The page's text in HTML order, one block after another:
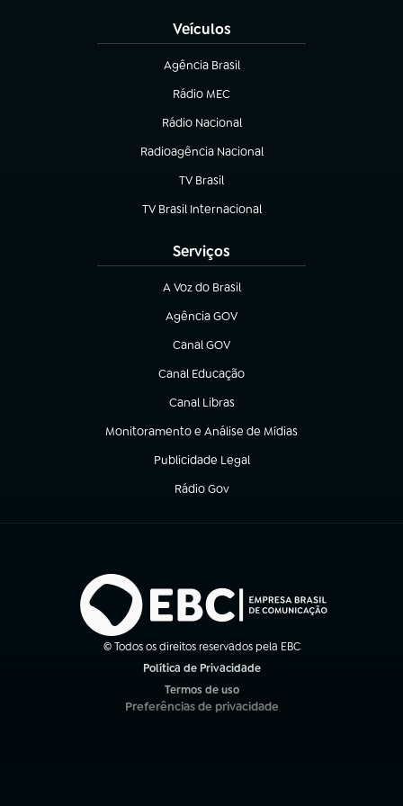
Veículos
Agência Brasil
(abre em nova aba)
Rádio MEC
(abre em nova aba)
Rádio Nacional
Radioagência Nacional
(abre em nova aba)
TV Brasil
(abre em nova aba)
TV Brasil Internacional
(abre em nova aba)
Serviços
A Voz do Brasil
(abre em nova aba)
Agência GOV
(abre em nova aba)
Canal GOV
(abre em nova aba)
Canal Educação
(abre em nova aba)
Canal Libras
(abre em nova aba)
Monitoramento e Análise de Mídias
(abre em nova aba)
Publicidade Legal
(abre em nova aba)
Rádio Gov
(abre em nova aba)
© Todos os direitos reservados pela EBC
Política de Privacidade
Termos de uso
(abre em nova aba)
Preferências de privacidade